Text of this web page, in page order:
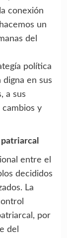
conexión
un
del
política
en sus
a sus
y
entre el
decididos
La
por
del